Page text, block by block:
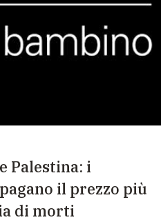
Palestina: i
il prezzo più
di morti